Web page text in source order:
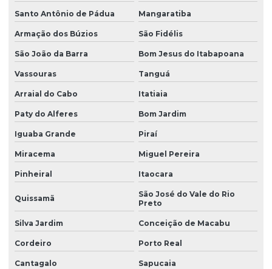
Fornecedor de material de limpeza e escritório sp
Fornecedor de produtos de limpeza
Fornecedor de produtos de limpeza em são paulo
Fornecedor sacos para lixo
Fornecedor de suco
Fornecedores de material de limpeza e descartaveis
Fornecedores de produtos de limpeza para empresas
Mercado online
Santo Antônio de Pádua Mangaratiba
Armação dos Búzios São Fidélis
São João da Barra Bom Jesus do Itabapoana
Vassouras Tanguá
Arraial do Cabo Itatiaia
Paty do Alferes Bom Jardim
Iguaba Grande Piraí
Miracema Miguel Pereira
Pinheiral Itaocara
Quissamã
São José do Vale do Rio
Preto
Silva Jardim Conceição de Macabu
Cordeiro Porto Real
Cantagalo Sapucaia